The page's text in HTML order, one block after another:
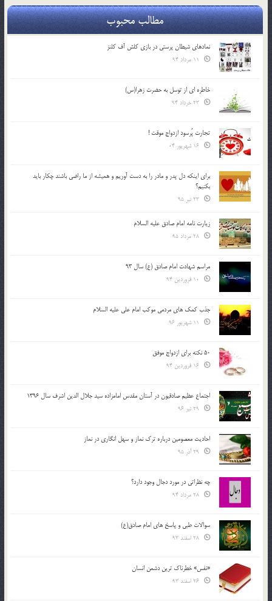
مطالب محبوب
نمادهای شیطان پرستی در بازی کلش آف کلنز
خاطره ای از توسل به حضرت زهرا(س)
تجارت پُرسود ازدواج موقت !
براي اينكه دل پدر و مادر را به دست آوريم و هميشه از ما راضي باشند چكار بايد
بكنيم؟
زیارت نامه امام صادق علیه السلام
مراسم شهادت امام صادق (ع) سال 93
جذب کمک های مردمی موکب امام علی علیه السلام
50 نکته برای ازدواج موفق
اجتماع عظیم صادقیون در آستان مقدس امامزاده سید جلال الدین اشرف سال 1396
احادیث معصومین درباره ترک نماز و سهل انگاری در نماز
چه نظراتی در مورد دجال وجود دارد؟
سوالات طبی و پاسخ های امام صادق(ع)
«نفس» خطرناک ترین دشمن انسان